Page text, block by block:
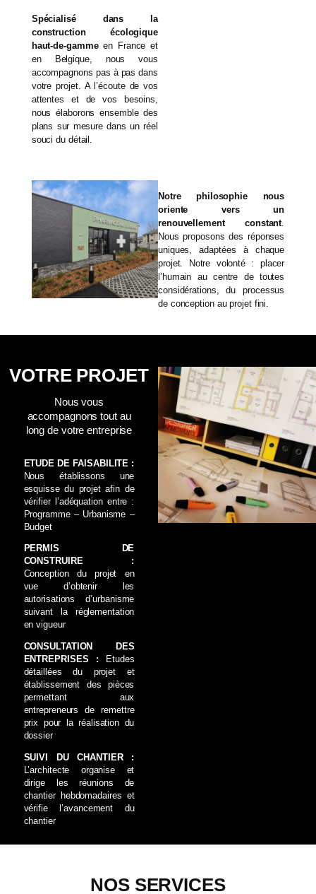
Spécialisé dans la
construction écologique
haut-de-gammeen France et
en Belgique, nous vous
accompagnons pas à pas dans
votre projet. A l’écoute de vos
attentes et de vos besoins,
nous élaborons ensemble des
plans sur mesure dans un réel
souci du détail.
Notre philosophie nous
oriente vers un
renouvellement constant.
Nous proposons des réponses
uniques, adaptées à chaque
projet. Notre volonté : placer
l’humain au centre de toutes
considérations, du processus
de conception au projet fini.
VOTRE PROJET
Nous vous
accompagnons tout au
long de votre entreprise
ETUDE DE FAISABILITE :
Nous établissons une
esquisse du projet afin de
vérifier l’adéquation entre :
Programme – Urbanisme –
Budget
PERMIS DE
CONSTRUIRE :
Conception du projet en
vue d’obtenir les
autorisations d’urbanisme
suivant la réglementation
en vigueur
CONSULTATION DES
ENTREPRISES :
Etudes
détaillées du projet et
établissement des pièces
permettant aux
entrepreneurs de remettre
prix pour la réalisation du
dossier
SUIVI DU CHANTIER :
L’architecte organise et
dirige les réunions de
chantier hebdomadaires et
vérifie l’avancement du
chantier
NOS SERVICES